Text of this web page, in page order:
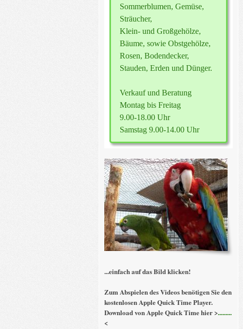
Sommerblumen, Gemüse,
Sträucher,
Klein- und Großgehölze,
Bäume, sowie Obstgehölze,
Rosen, Bodendecker,
Stauden, Erden und Dünger.
Verkauf und Beratung
Montag bis Freitag
9.00-18.00 Uhr
Samstag 9.00-14.00 Uhr
...einfach auf das Bild klicken!
Zum Abspielen des Videos benötigen Sie den
kostenlosen Apple Quick Time Player.
Download von Apple Quick Time hier >.........
<